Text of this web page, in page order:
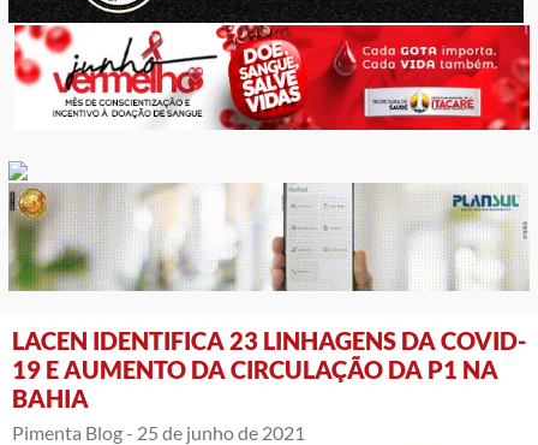
LACEN IDENTIFICA 23 LINHAGENS DA COVID-
19 E AUMENTO DA CIRCULAÇÃO DA P1 NA
BAHIA
Pimenta Blog - 25 de junho de 2021